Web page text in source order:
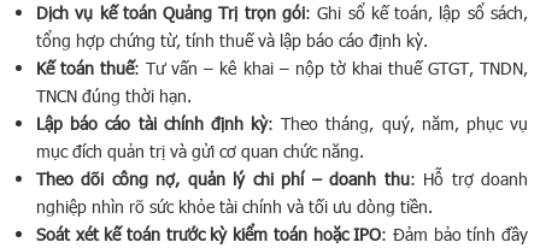
Dịch vụ kế toán Quảng Trị trọn gói: Ghi sổ kế toán, lập sổ sách,
tổng hợp chứng từ, tính thuế và lập báo cáo định kỳ.
Kế toán thuế: Tư vấn – kê khai – nộp tờ khai thuế GTGT, TNDN,
TNCN đúng thời hạn.
Lập báo cáo tài chính định kỳ: Theo tháng, quý, năm, phục vụ
mục đích quản trị và gửi cơ quan chức năng.
Theo dõi công nợ, quản lý chi phí – doanh thu: Hỗ trợ doanh
nghiệp nhìn rõ sức khỏe tài chính và tối ưu dòng tiền.
Soát xét kế toán trước kỳ kiểm toán hoặc IPO: Đảm bảo tính đầy